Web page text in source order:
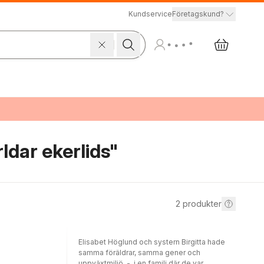
KundserviceFöretagskund?
ekerlids"
2 produkter
Elisabet Höglund och systern Birgitta hade
samma föräldrar, samma gener och